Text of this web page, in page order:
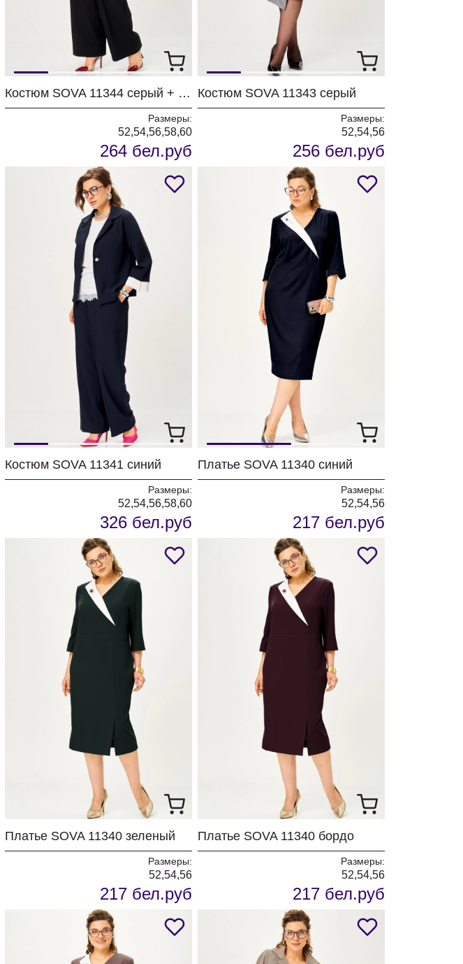
Костюм SOVA 11344 серый + черный
Размеры:
52,54,56,58,60
264 бел.руб
Костюм SOVA 11343 серый
Размеры:
52,54,56
256 бел.руб
Костюм SOVA 11341 синий
Размеры:
52,54,56,58,60
326 бел.руб
Платье SOVA 11340 синий
Размеры:
52,54,56
217 бел.руб
Платье SOVA 11340 зеленый
Размеры:
52,54,56
217 бел.руб
Платье SOVA 11340 бордо
Размеры:
52,54,56
217 бел.руб